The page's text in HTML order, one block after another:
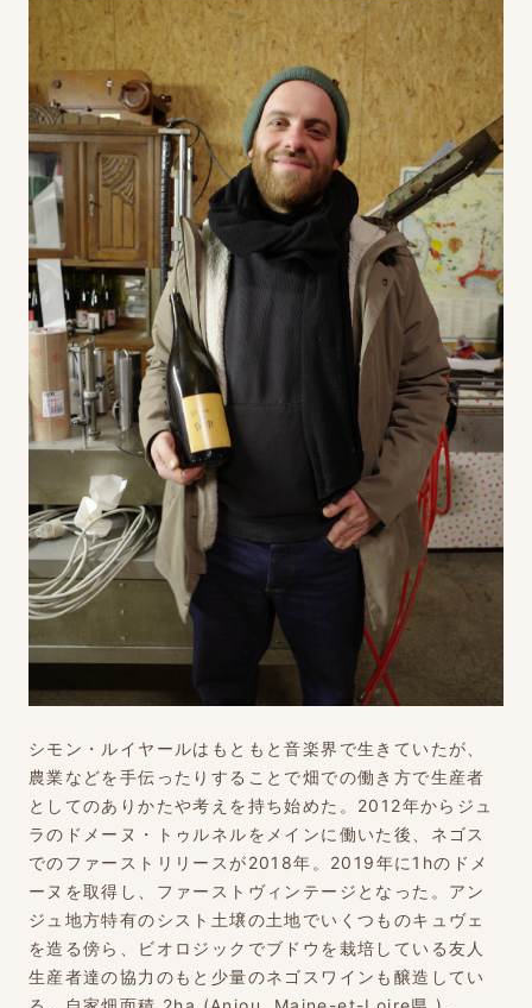
シモン・ルイヤールはもともと音楽界で生きていたが、
農業などを手伝ったりすることで畑での働き方で生産者
としてのありかたや考えを持ち始めた。2012年からジュ
ラのドメーヌ・トゥルネルをメインに働いた後、ネゴス
でのファーストリリースが2018年。2019年に1hのドメ
ーヌを取得し、ファーストヴィンテージとなった。アン
ジュ地方特有のシスト土壌の土地でいくつものキュヴェ
を造る傍ら、ビオロジックでブドウを栽培している友人
生産者達の協力のもと少量のネゴスワインも醸造してい